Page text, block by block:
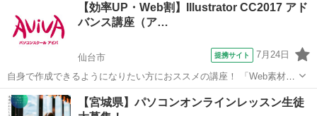
【効率UP・Web割】Illustrator CC2017 アド
バンス講座（ア…
仙台市 提携サイト 7月24日
自身で作成できるようになりたい方におススメの講座！ 「Web素材」
や「印刷物」など、テーマに合わせた制作物作成のノウハウを学習し
ます。 バナー画像やリーフレットなど、実際に制作機会の多い成果物
宮城 仙台市 Illustrator
【宮城県】パソコンオンラインレッスン生徒